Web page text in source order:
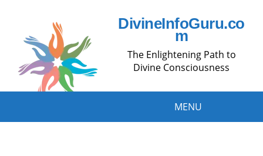
DivineInfoGuru.co
m
The Enlightening Path to
Divine Consciousness
MENU